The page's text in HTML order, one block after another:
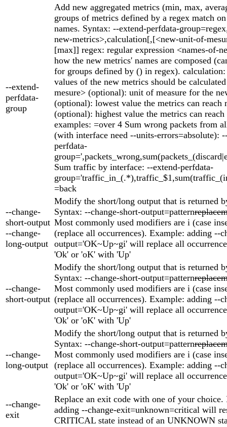
--extend-
perfdata-
group
Add new aggregated metrics (min, max,
groups of metrics defined by a regex match
names. Syntax: --extend-perfdata-
new-metrics>,calculation[,[<new-unit-of-
[max]] regex: regular expression <names-of-
how the new metrics' names are composed
for groups defined by () in regex).
values of the new metrics should be
mesure> (optional): unit of measure for the
(optional): lowest value the metrics can reach
(optional): highest value the metrics can
examples: =over 4 Sum wrong packets from
(with interface need --units-errors=absolute):
perfdata-
Sum traffic by interface: --extend-perfdata-
=back
--change-
short-output
--change-
long-output
Modify the short/long output that is returned
Syntax: --change-short-output=pattern
Most commonly used modifiers are i (case
(replace all occurrences). Example: adding --
output='OK~Up~gi' will replace all
'Ok' or 'oK' with 'Up'
--change-
short-output
Modify the short/long output that is returned
Syntax: --change-short-output=pattern
Most commonly used modifiers are i (case
(replace all occurrences). Example: adding --
output='OK~Up~gi' will replace all
'Ok' or 'oK' with 'Up'
--change-
long-output
Modify the short/long output that is returned
Syntax: --change-short-output=pattern
Most commonly used modifiers are i (case
(replace all occurrences). Example: adding --
output='OK~Up~gi' will replace all
'Ok' or 'oK' with 'Up'
--change-
exit
Replace an exit code with one of your choice.
adding --change-exit=unknown=critical will
CRITICAL state instead of an UNKNOWN